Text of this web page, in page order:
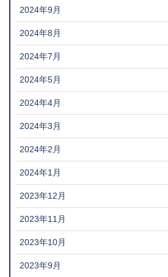
2024年9月
2024年8月
2024年7月
2024年5月
2024年4月
2024年3月
2024年2月
2024年1月
2023年12月
2023年11月
2023年10月
2023年9月